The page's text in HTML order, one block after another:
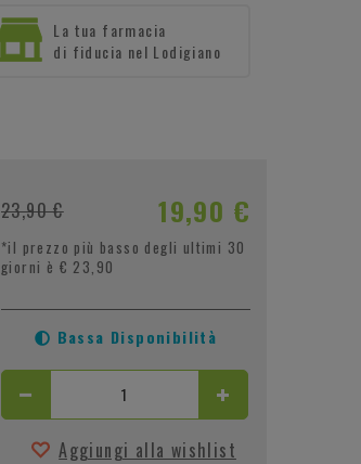
La tua farmacia
di fiducia nel Lodigiano
23,90 € 19,90 €
*il prezzo più basso degli ultimi 30
giorni è € 23,90
Bassa Disponibilità
Aggiungi alla wishlist